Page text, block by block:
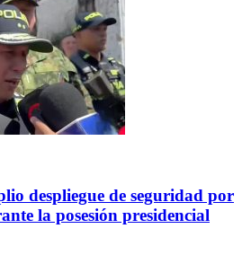
despliegue de seguridad por
la posesión presidencial